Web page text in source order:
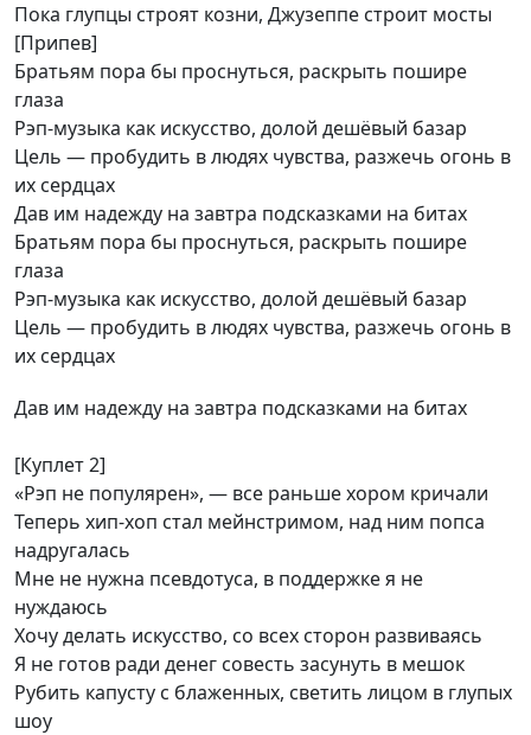
Пока глупцы строят козни, Джузеппе строит мосты
[Припев]
Братьям пора бы проснуться, раскрыть пошире
глаза
Рэп-музыка как искусство, долой дешёвый базар
Цель — пробудить в людях чувства, разжечь огонь в
их сердцах
Дав им надежду на завтра подсказками на битах
Братьям пора бы проснуться, раскрыть пошире
глаза
Рэп-музыка как искусство, долой дешёвый базар
Цель — пробудить в людях чувства, разжечь огонь в
их сердцах
Дав им надежду на завтра подсказками на битах
[Куплет 2]
«Рэп не популярен», — все раньше хором кричали
Теперь хип-хоп стал мейнстримом, над ним попса
надругалась
Мне не нужна псевдотуса, в поддержке я не
нуждаюсь
Хочу делать искусство, со всех сторон развиваясь
Я не готов ради денег совесть засунуть в мешок
Рубить капусту с блаженных, светить лицом в глупых
шоу